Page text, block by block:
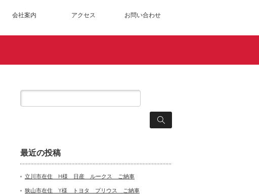
会社案内 アクセス お問い合わせ
最近の投稿
立川市在住 H様 日産 ルークス ご納車
狭山市在住 Y様 トヨタ プリウス ご納車